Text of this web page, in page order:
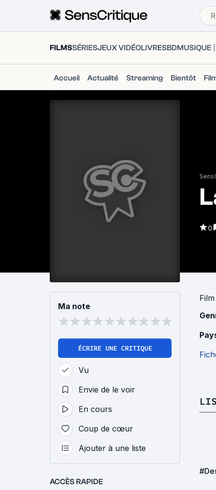
FILMSSÉRIESJEUX VIDÉOLIVRESBDMUSIQUE
Accueil Actualité Streaming Bientôt
0
Ma note
ÉCRIRE UNE CRITIQUE
Vu
Envie de le voir
En cours
Coup de cœur
Ajouter à une liste
ACCÈS RAPIDE
Film